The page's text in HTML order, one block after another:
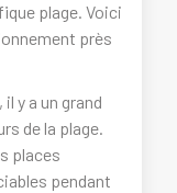
plage. Voici
près
y a un grand
de la plage.
places
pendant